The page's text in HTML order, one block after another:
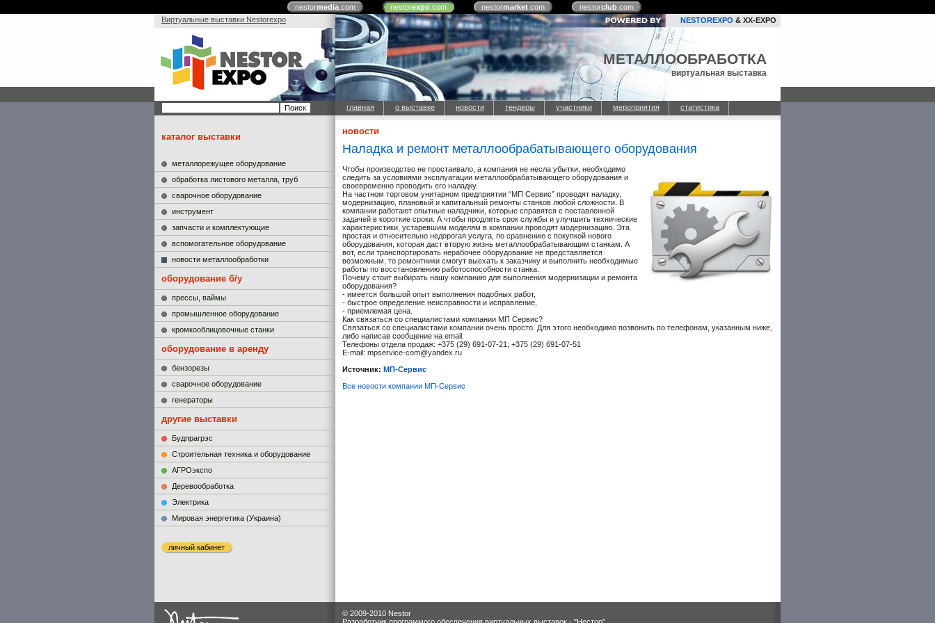
nestormedia.com nestorexpo.com nestormarket.com nestorclub.com
Виртуальные выставки Nestorexpo
NESTOREXPO & XX-EXPO
МЕТАЛЛООБРАБОТКА
виртуальная выставка
главная о выставке новости тендеры участники мероприятия статистика
каталог выставки
металлорежущее оборудование
обработка листового металла, труб
сварочное оборудование
инструмент
запчасти и комплектующие
вспомогательное оборудование
новости металлообработки
оборудование б/у
прессы, ваймы
промышленное оборудование
кромкооблицовочные станки
оборудование в аренду
бензорезы
сварочное оборудование
генераторы
другие выставки
Будпрагрэс
Строительная техника и оборудование
АГРОэкспо
Деревообработка
Электрика
Мировая энергетика (Украина)
личный кабинет
новости
Наладка и ремонт металлообрабатывающего оборудования
Чтобы производство не простаивало, а компания не несла убытки, необходимо
следить за условиями эксплуатации металлообрабатывающего оборудования и
своевременно проводить его наладку.
На частном торговом унитарном предприятии “МП Сервис” проводят наладку,
модернизацию, плановый и капитальный ремонты станков любой сложности. В
компании работают опытные наладчики, которые справятся с поставленной
задачей в короткие сроки. А чтобы продлить срок службы и улучшить технические
характеристики, устаревшим моделям в компании проводят модернизацию. Эта
простая и относительно недорогая услуга, по сравнению с покупкой нового
оборудования, которая даст вторую жизнь металлообрабатывающим станкам. А
вот, если транспортировать нерабочее оборудование не представляется
возможным, то ремонтники смогут выехать к заказчику и выполнить необходимые
работы по восстановлению работоспособности станка.
Почему стоит выбирать нашу компанию для выполнения модернизации и ремонта
оборудования?
- имеется большой опыт выполнения подобных работ,
- быстрое определение неисправности и исправление,
- приемлемая цена.
Как связаться со специалистами компании МП Сервис?
Связаться со специалистами компании очень просто. Для этого необходимо позвонить по телефонам, указанным ниже,
либо написав сообщение на email.
Телефоны отдела продаж: +375 (29) 691-07-21; +375 (29) 691-07-51
E-mail: mpservice-com@yandex.ru
Источник: МП-Сервис
Все новости компании МП-Сервис
© 2009-2010 Nestor